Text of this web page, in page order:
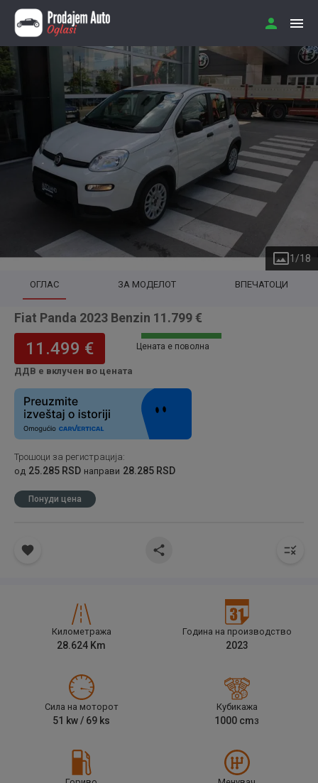
1/18
ОГЛАС ЗА МОДЕЛОТ ВПЕЧАТОЦИ
Fiat Panda 2023 Benzin 11.799 €
11.499 €
ДДВ е вклучен во цената
Цената е поволна
Трошоци за регистрација:
од 25.285 RSD направи 28.285 RSD
Понуди цена
Километража
28.624 Km
Година на производство
2023
Сила на моторот
51 kw / 69 ks
Кубикажа
1000 cm3